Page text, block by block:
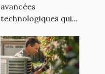
avancées
technologiques qui...